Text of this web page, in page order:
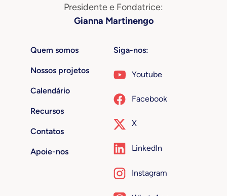
Presidente e Fondatrice:
Gianna Martinengo
Quem somos
Nossos projetos
Calendário
Recursos
Contatos
Apoie-nos
Siga-nos:
Youtube
Facebook
X
LinkedIn
Instagram